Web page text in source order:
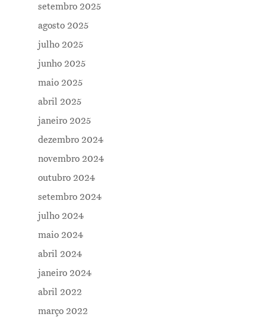
setembro 2025
agosto 2025
julho 2025
junho 2025
maio 2025
abril 2025
janeiro 2025
dezembro 2024
novembro 2024
outubro 2024
setembro 2024
julho 2024
maio 2024
abril 2024
janeiro 2024
abril 2022
março 2022